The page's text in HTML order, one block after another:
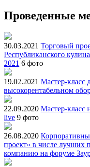
Проведенные
30.03.2021 Торговый
Республиканского
2021 6 фото
19.02.2021 Мастер-класс
высокорентабельном
22.09.2020 Мастер-класс
live 9 фото
26.08.2020
проект» в числе лучших
компанию на форуме